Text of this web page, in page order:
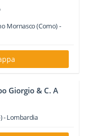
Mornasco(Como) -
Giorgio & C. A
-Lombardia